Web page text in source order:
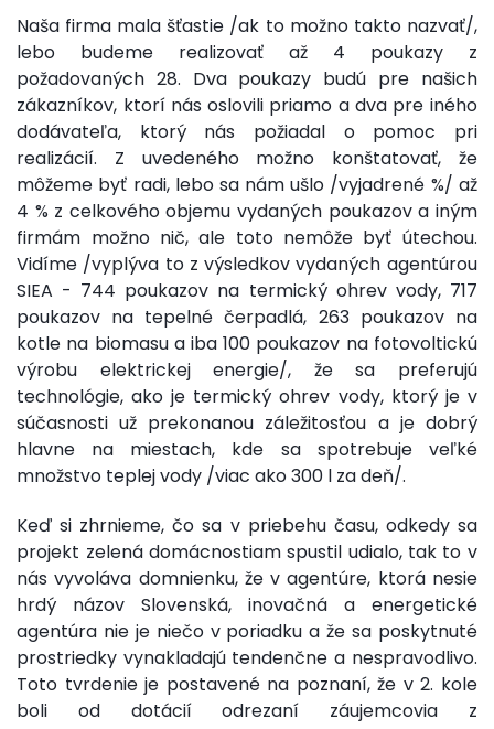
Naša firma mala šťastie /ak to možno takto nazvať/,
lebo budeme realizovať až 4 poukazy z
požadovaných 28. Dva poukazy budú pre našich
zákazníkov, ktorí nás oslovili priamo a dva pre iného
dodávateľa, ktorý nás požiadal o pomoc pri
realizácií. Z uvedeného možno konštatovať, že
môžeme byť radi, lebo sa nám ušlo /vyjadrené %/ až
4 % z celkového objemu vydaných poukazov a iným
firmám možno nič, ale toto nemôže byť útechou.
Vidíme /vyplýva to z výsledkov vydaných agentúrou
SIEA - 744 poukazov na termický ohrev vody, 717
poukazov na tepelné čerpadlá, 263 poukazov na
kotle na biomasu a iba 100 poukazov na fotovoltickú
výrobu elektrickej energie/, že sa preferujú
technológie, ako je termický ohrev vody, ktorý je v
súčasnosti už prekonanou záležitosťou a je dobrý
hlavne na miestach, kde sa spotrebuje veľké
množstvo teplej vody /viac ako 300 l za deň/.
Keď si zhrnieme, čo sa v priebehu času, odkedy sa
projekt zelená domácnostiam spustil udialo, tak to v
nás vyvoláva domnienku, že v agentúre, ktorá nesie
hrdý názov Slovenská, inovačná a energetické
agentúra nie je niečo v poriadku a že sa poskytnuté
prostriedky vynakladajú tendenčne a nespravodlivo.
Toto tvrdenie je postavené na poznaní, že v 2. kole
boli od dotácií odrezaní záujemcovia z